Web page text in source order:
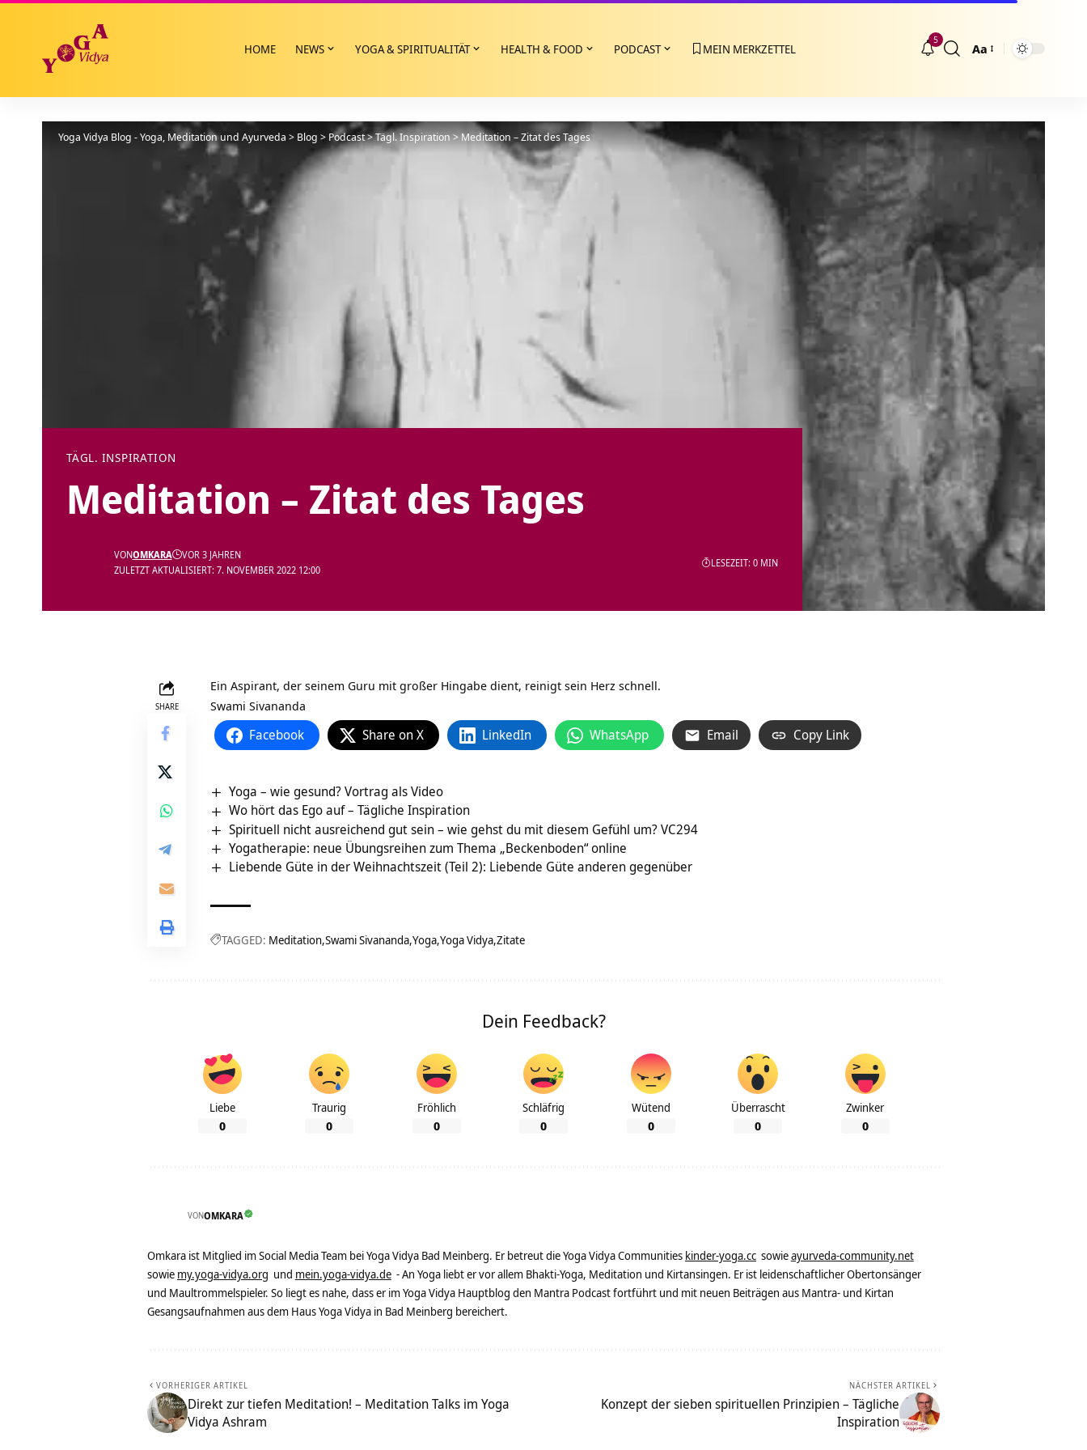
HOME NEWS YOGA & SPIRITUALITÄT HEALTH & FOOD PODCAST MEIN MERKZETTEL
5
Größenänderung
Aa
Yoga Vidya Blog - Yoga, Meditation und Ayurveda > Blog > Podcast>Tägl. Inspiration>Meditation – Zitat des Tages
TÄGL. INSPIRATION
Meditation – Zitat des Tages
ZULETZT AKTUALISIERT: 7. NOVEMBER 2022 12:00
VONOMKARA VOR 3 JAHREN
LESEZEIT: 0 MIN
SHARE
Ein Aspirant, der seinem Guru mit großer Hingabe dient, reinigt sein Herz schnell.
Swami Sivananda
Facebook Share on X LinkedIn WhatsApp Email Copy Link
Yoga – wie gesund? Vortrag als Video
Wo hört das Ego auf – Tägliche Inspiration
Spirituell nicht ausreichend gut sein – wie gehst du mit diesem Gefühl um? VC294
Yogatherapie: neue Übungsreihen zum Thema „Beckenboden“ online
Liebende Güte in der Weihnachtszeit (Teil 2): Liebende Güte anderen gegenüber
TAGGED: Meditation Swami Sivananda Yoga Yoga Vidya Zitate
Dein Feedback?
Liebe
0
Traurig
0
Fröhlich
0
Schläfrig
0
Wütend
0
Überrascht
0
Zwinker
0
VONOMKARA
Omkara ist Mitglied im Social Media Team bei Yoga Vidya Bad Meinberg. Er betreut die Yoga Vidya Communities kinder-yoga.cc sowieayurveda-community.net
sowie my.yoga-vidya.org und mein.yoga-vidya.de - An Yoga liebt er vor allem Bhakti-Yoga, Meditation und Kirtansingen. Er ist leidenschaftlicher Obertonsänger
und Maultrommelspieler. So liegt es nahe, dass er im Yoga Vidya Hauptblog den Mantra Podcast fortführt und mit neuen Beiträgen aus Mantra- und Kirtan
Gesangsaufnahmen aus dem Haus Yoga Vidya in Bad Meinberg bereichert.
VORHERIGER ARTIKEL
Direkt zur tiefen Meditation! – Meditation Talks im Yoga
Vidya Ashram
NÄCHSTER ARTIKEL
Konzept der sieben spirituellen Prinzipien – Tägliche
Inspiration